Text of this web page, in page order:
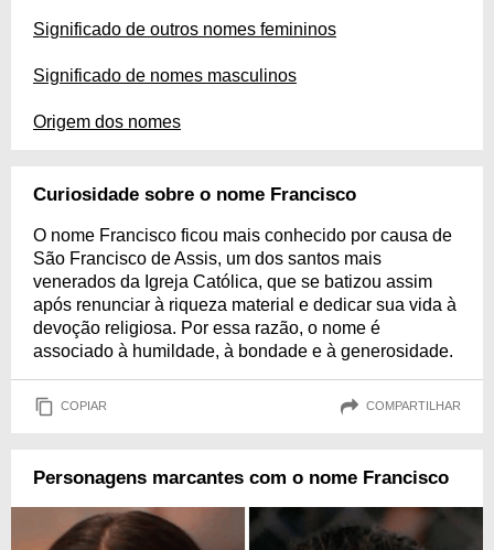
Significado de outros nomes femininos
Significado de nomes masculinos
Origem dos nomes
Curiosidade sobre o nome Francisco
O nome Francisco ficou mais conhecido por causa de
São Francisco de Assis, um dos santos mais
venerados da Igreja Católica, que se batizou assim
após renunciar à riqueza material e dedicar sua vida à
devoção religiosa. Por essa razão, o nome é
associado à humildade, à bondade e à generosidade.
COPIAR COMPARTILHAR
Personagens marcantes com o nome Francisco